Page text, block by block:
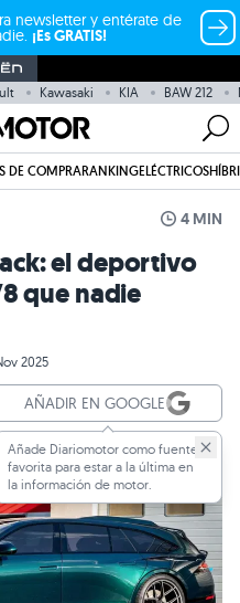
newsletter y entérate de
¡Es GRATIS!
Kawasaki KIA BAW 212
DE COMPRARANKINGELÉCTRICOS
4 MIN
el deportivo
que nadie
2025
AÑADIR EN GOOGLE
Añade Diariomotor como fuente
favorita para estar a la última en
la información de motor.